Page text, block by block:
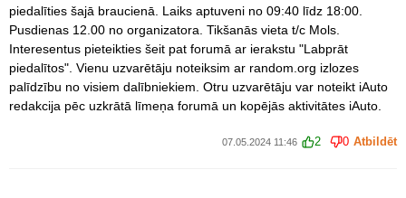
piedalīties šajā braucienā. Laiks aptuveni no 09:40 līdz 18:00.
Pusdienas 12.00 no organizatora. Tikšanās vieta t/c Mols.
Interesentus pieteikties šeit pat forumā ar ierakstu "Labprāt
piedalītos". Vienu uzvarētāju noteiksim ar random.org izlozes
palīdzību no visiem dalībniekiem. Otru uzvarētāju var noteikt iAuto
redakcija pēc uzkrātā līmeņa forumā un kopējās aktivitātes iAuto.
07.05.2024 11:46 2 0 Atbildēt